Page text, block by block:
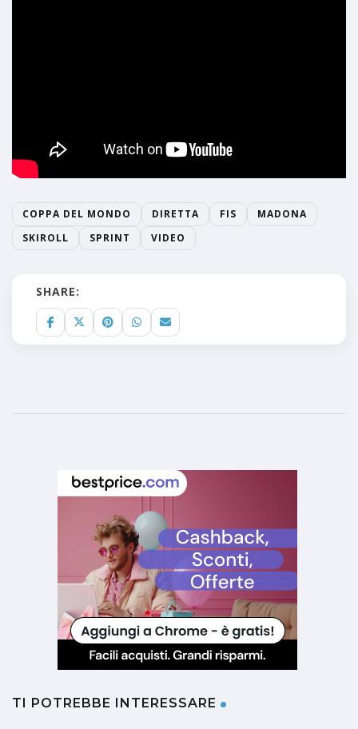
COPPA DEL MONDO DIRETTA FIS
MADONA
SKIROLL
SPRINT VIDEO
SHARE:
TI POTREBBE INTERESSARE